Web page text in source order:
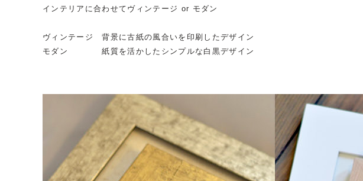
インテリアに合わせてヴィンテージ or モダン
ヴィンテージ 背景に古紙の風合いを印刷したデザイン
モダン 紙質を活かしたシンプルな白黒デザイン